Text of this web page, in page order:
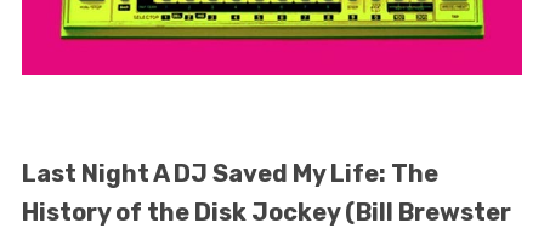
Last Night A DJ Saved My Life: The
History of the Disk Jockey (Bill Brewster